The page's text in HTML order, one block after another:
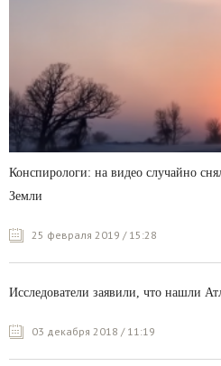
Конспирологи: на видео случайно
Земли
25 февраля 2019 / 15:28
Исследователи заявили, что нашли
03 декабря 2018 / 11:19